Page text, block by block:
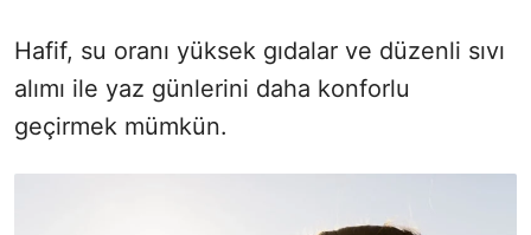
Hafif, su oranı yüksek gıdalar ve düzenli sıvı
alımı ile yaz günlerini daha konforlu
geçirmek mümkün.